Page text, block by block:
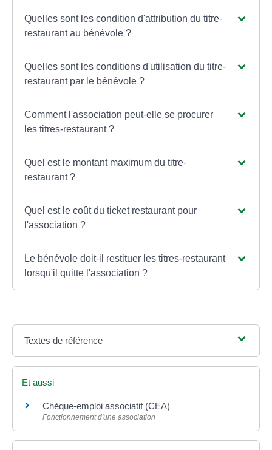
Quelles sont les condition d'attribution du titre-
restaurant au bénévole ?
Quelles sont les conditions d'utilisation du titre-
restaurant par le bénévole ?
Comment l'association peut-elle se procurer
les titres-restaurant ?
Quel est le montant maximum du titre-
restaurant ?
Quel est le coût du ticket restaurant pour
l'association ?
Le bénévole doit-il restituer les titres-restaurant
lorsqu'il quitte l'association ?
Textes de référence
Et aussi
Chèque-emploi associatif (CEA)
Fonctionnement d'une association